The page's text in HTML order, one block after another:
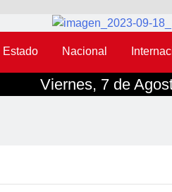
Estado Nacional
Viernes, 7 de